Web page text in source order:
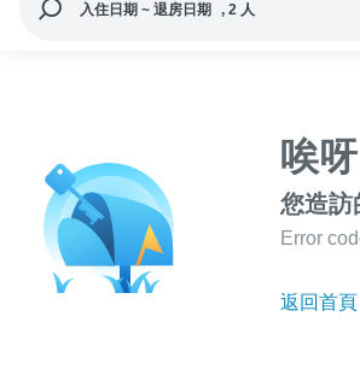
入住日期 ~ 退房日期 , 2 人
唉
您造訪
Error
返回首頁